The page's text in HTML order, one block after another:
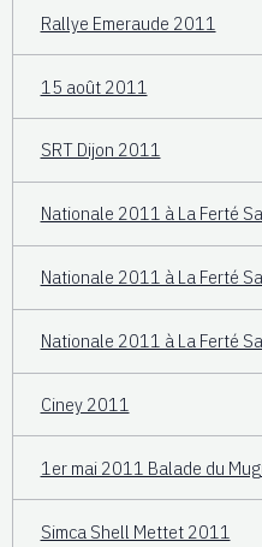
Rallye Emeraude 2011
15 août 2011
SRT Dijon 2011
Nationale 2011 à La Ferté
Nationale 2011 à La Ferté
Nationale 2011 à La Ferté
Ciney 2011
1er mai 2011 Balade du
Simca Shell Mettet 2011